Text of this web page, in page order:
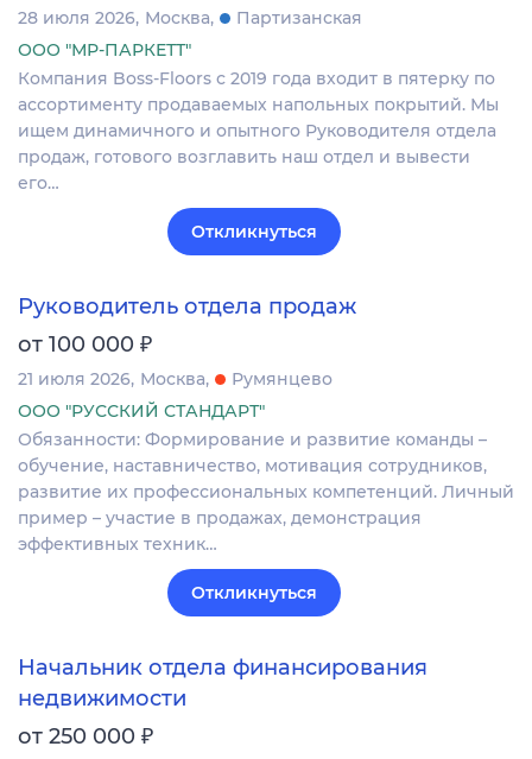
28 июля 2026 Москва
Партизанская
ООО "МР-ПАРКЕТТ"
Компания Boss-Floors с 2019 года входит в пятерку по
ассортименту продаваемых напольных покрытий. Мы
ищем динамичного и опытного Руководителя отдела
продаж, готового возглавить наш отдел и вывести
его…
Откликнуться
Руководитель отдела продаж
от 100 000 ₽
21 июля 2026 Москва
Румянцево
ООО "РУССКИЙ СТАНДАРТ"
Обязанности: Формирование и развитие команды –
обучение, наставничество, мотивация сотрудников,
развитие их профессиональных компетенций. Личный
пример – участие в продажах, демонстрация
эффективных техник…
Откликнуться
Начальник отдела финансирования
недвижимости
от 250 000 ₽